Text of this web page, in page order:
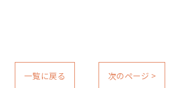
一覧に戻る 次のページ >